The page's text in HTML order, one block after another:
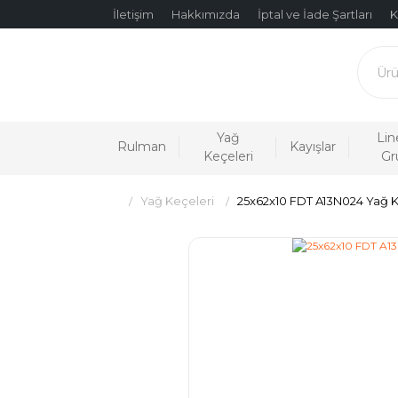
İletişim Hakkımızda İptal ve İade Şartları
Rulman
Yağ
Keçeleri
Kayışlar
Yağ Keçeleri 25x62x10 FDT A13N024 Yağ